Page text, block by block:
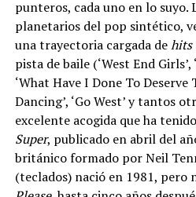
punteros, cada uno en lo suyo.
planetarios del pop sintético,
una trayectoria cargada dehits
pista de baile (‘West End Girls’,
‘What Have I Done To Deserve
Dancing’, ‘Go West’ y tantos
excelente acogida que ha
Super, publicado en abril del
británico formado por Neil
(teclados) nació en 1981, pero